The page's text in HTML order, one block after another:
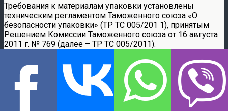
Требования к материалам упаковки установлены
техническим регламентом Таможенного союза «О
безопасности упаковки» (TP ТС 005/201 1), принятым
Решением Комиссии Таможенного союза от 16 августа
2011 г. № 769 (далее – TP ТС 005/2011).
TP ТС 005/2011 распространяется на все типы упаковки,
в том числе укупорочные средства в соответствии с
приложением 5 к TP ТС 005/2011, являющиеся готовой
продукцией, выпускаемой в обращение на таможенной
территории Союза, независимо от страны